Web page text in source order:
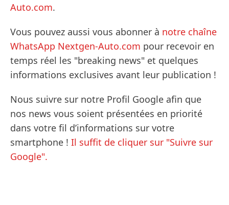
Auto.com.
Vous pouvez aussi vous abonner à notre chaîne
WhatsApp Nextgen-Auto.com pour recevoir en
temps réel les "breaking news" et quelques
informations exclusives avant leur publication !
Nous suivre sur notre Profil Google afin que
nos news vous soient présentées en priorité
dans votre fil d’informations sur votre
smartphone ! Il suffit de cliquer sur "Suivre sur
Google".